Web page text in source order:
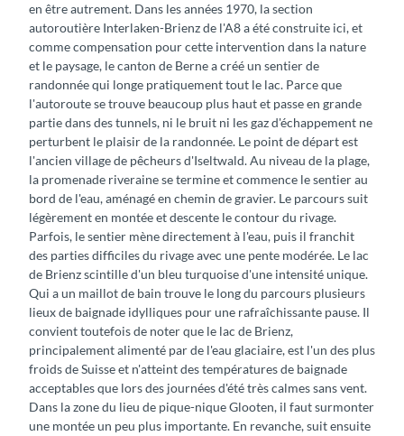
en être autrement. Dans les années 1970, la section
autoroutière Interlaken-Brienz de l'A8 a été construite ici, et
comme compensation pour cette intervention dans la nature
et le paysage, le canton de Berne a créé un sentier de
randonnée qui longe pratiquement tout le lac. Parce que
l'autoroute se trouve beaucoup plus haut et passe en grande
partie dans des tunnels, ni le bruit ni les gaz d'échappement ne
perturbent le plaisir de la randonnée. Le point de départ est
l'ancien village de pêcheurs d'Iseltwald. Au niveau de la plage,
la promenade riveraine se termine et commence le sentier au
bord de l'eau, aménagé en chemin de gravier. Le parcours suit
légèrement en montée et descente le contour du rivage.
Parfois, le sentier mène directement à l'eau, puis il franchit
des parties difficiles du rivage avec une pente modérée. Le lac
de Brienz scintille d'un bleu turquoise d'une intensité unique.
Qui a un maillot de bain trouve le long du parcours plusieurs
lieux de baignade idylliques pour une rafraîchissante pause. Il
convient toutefois de noter que le lac de Brienz,
principalement alimenté par de l'eau glaciaire, est l'un des plus
froids de Suisse et n'atteint des températures de baignade
acceptables que lors des journées d'été très calmes sans vent.
Dans la zone du lieu de pique-nique Glooten, il faut surmonter
une montée un peu plus importante. En revanche, suit ensuite